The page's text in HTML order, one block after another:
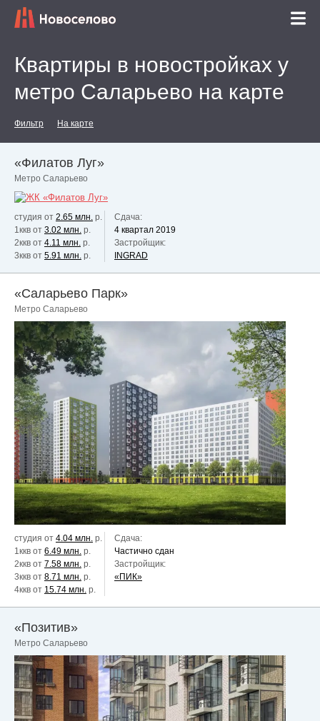
Квартиры в новостройках у
метро Саларьево на карте
Фильтр На карте
«Филатов Луг»
Метро Саларьево
студия от 2.65 млн. р.
1ккв от 3.02 млн. р.
2ккв от 4.11 млн. р.
3ккв от 5.91 млн. р.
Сдача:
4 квартал 2019
Застройщик:
INGRAD
«Саларьево Парк»
Метро Саларьево
студия от 4.04 млн. р.
1ккв от 6.49 млн. р.
2ккв от 7.58 млн. р.
3ккв от 8.71 млн. р.
4ккв от 15.74 млн. р.
Сдача:
Частично сдан
Застройщик:
«ПИК»
«Позитив»
Метро Саларьево